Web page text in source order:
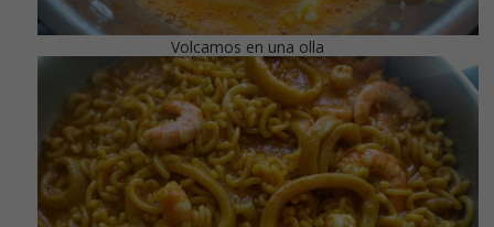
Volcamos en una olla